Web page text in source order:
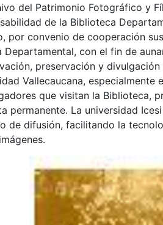
del Patrimonio Fotográfico y
de la Biblioteca
por convenio de cooperación
Departamental, con el fin de
preservación y
Vallecaucana, especialmente
que visitan la Biblioteca,
permanente. La universidad
de difusión, facilitando la